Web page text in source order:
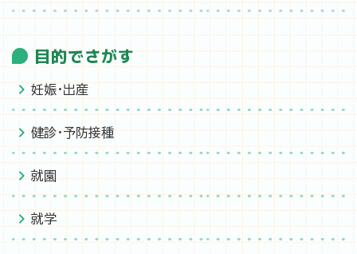
目的でさがす
妊娠・出産
健診・予防接種
就園
就学